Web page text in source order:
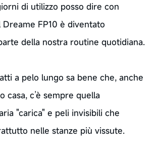
di utilizzo posso dire con
FP10 è diventato
della nostra routine quotidiana.
a pelo lungo sa bene che, anche
casa, c’è sempre quella
"carica" e peli invisibili che
nelle stanze più vissute.